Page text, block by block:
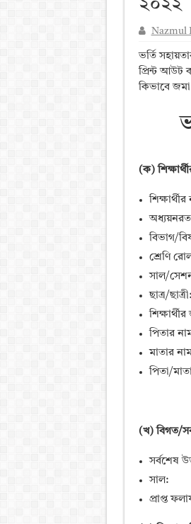
২০২২
Nazmul
ভর্তি
প্রিন্ট আউট
কিভাবে জমা
(ক)
শিক্ষার্থীর
অধ্যয়নরত
বিভাগ/
শ্রেণি
সাল/
ছাত্র/ছাত্রী:
পিতার
মাতার
পিতা/
(খ) বিগত/
সর্বশেষ
সাল:
প্রাপ্ত